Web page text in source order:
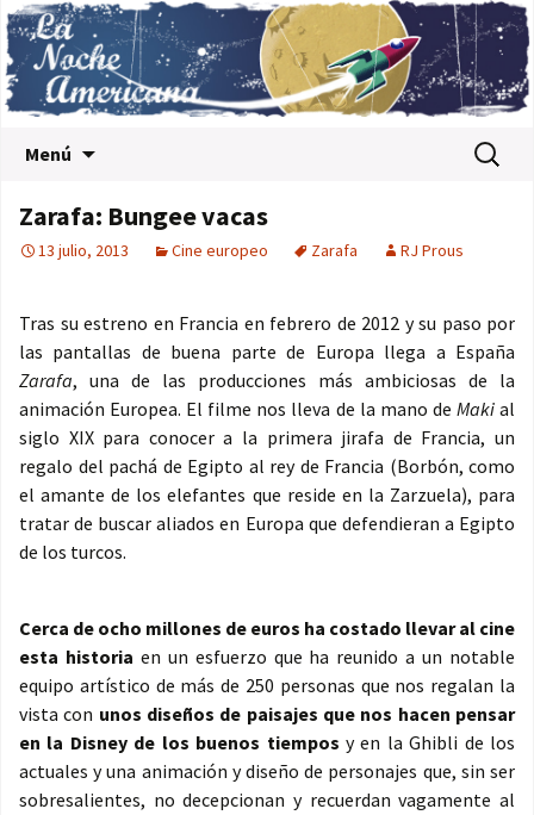
Menú Buscar:
Zarafa: Bungee vacas
13 julio, 2013 Cine europeo Zarafa RJ Prous
Tras su estreno en Francia en febrero de 2012 y su paso por
las pantallas de buena parte de Europa llega a España
Zarafa, una de las producciones más ambiciosas de la
animación Europea. El filme nos lleva de la mano de Makial
siglo XIX para conocer a la primera jirafa de Francia, un
regalo del pachá de Egipto al rey de Francia (Borbón, como
el amante de los elefantes que reside en la Zarzuela), para
tratar de buscar aliados en Europa que defendieran a Egipto
de los turcos.
Cerca de ocho millones de euros ha costado llevar al cine
esta historia en un esfuerzo que ha reunido a un notable
equipo artístico de más de 250 personas que nos regalan la
vista con unos diseños de paisajes que nos hacen pensar
en la Disney de los buenos tiempos y en la Ghibli de los
actuales y una animación y diseño de personajes que, sin ser
sobresalientes, no decepcionan y recuerdan vagamente al